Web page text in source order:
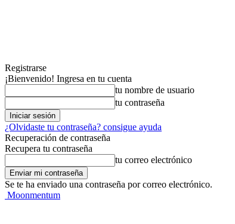
Registrarse
¡Bienvenido! Ingresa en tu cuenta
tu nombre de usuario
tu contraseña
¿Olvidaste tu contraseña? consigue ayuda
Recuperación de contraseña
Recupera tu contraseña
tu correo electrónico
Se te ha enviado una contraseña por correo electrónico.
Moonmentum